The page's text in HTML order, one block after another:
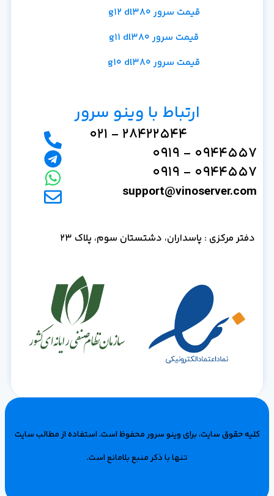
قیمت سرور g12 dl380
قیمت سرور g11 dl380
قیمت سرور g10 dl380
ارتباط با وینو سرور
28422544 - 021
0944557 - 0919
0944557 - 0919
support@vinoserver.com
دفتر مرکزی : پاسداران، دشتستان سوم، پلاک 23
کلیه حقوق سایت، برای وینو سرور محفوظ است‌. استفاده از مطالب سایت
تنها با ذکر منبع بلامانع است.